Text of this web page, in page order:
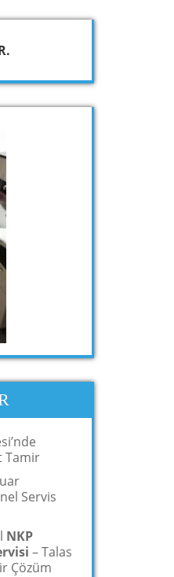
Tamir
Servis
NKP
– Talas
Çözüm